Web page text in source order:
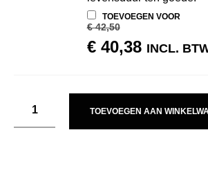
TOEVOEGEN VOOR
€42,50
€ 42,50.
€40,38
€ 40,38.
INCL.
TOEVOEGEN AAN